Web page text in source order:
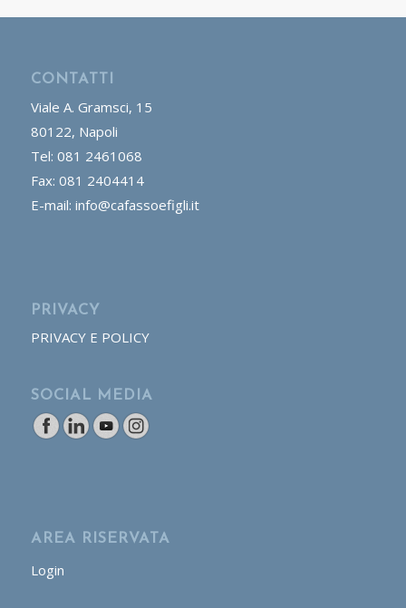
CONTATTI
Viale A. Gramsci, 15
80122, Napoli
Tel: 081 2461068
Fax: 081 2404414
E-mail: info@cafassoefigli.it
PRIVACY
PRIVACY E POLICY
SOCIAL MEDIA
AREA RISERVATA
Login